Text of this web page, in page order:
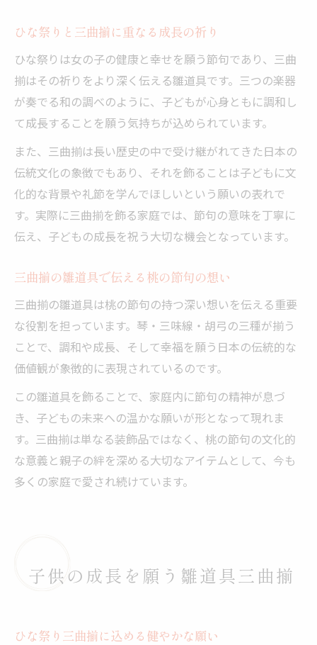
ひな祭りと三曲揃に重なる成長の祈り
ひな祭りは女の子の健康と幸せを願う節句であり、三曲
揃はその祈りをより深く伝える雛道具です。三つの楽器
が奏でる和の調べのように、子どもが心身ともに調和し
て成長することを願う気持ちが込められています。
また、三曲揃は長い歴史の中で受け継がれてきた日本の
伝統文化の象徴でもあり、それを飾ることは子どもに文
化的な背景や礼節を学んでほしいという願いの表れで
す。実際に三曲揃を飾る家庭では、節句の意味を丁寧に
伝え、子どもの成長を祝う大切な機会となっています。
三曲揃の雛道具で伝える桃の節句の想い
三曲揃の雛道具は桃の節句の持つ深い想いを伝える重要
な役割を担っています。琴・三味線・胡弓の三種が揃う
ことで、調和や成長、そして幸福を願う日本の伝統的な
価値観が象徴的に表現されているのです。
この雛道具を飾ることで、家庭内に節句の精神が息づ
き、子どもの未来への温かな願いが形となって現れま
す。三曲揃は単なる装飾品ではなく、桃の節句の文化的
な意義と親子の絆を深める大切なアイテムとして、今も
多くの家庭で愛され続けています。
子供の成長を願う雛道具三曲揃
ひな祭り三曲揃に込める健やかな願い